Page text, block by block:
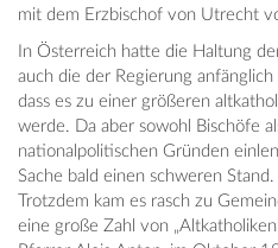
mit dem Erzbischof von Utrecht
In Österreich hatte die Haltung
auch die der Regierung
dass es zu einer größeren
werde. Da aber sowohl Bischöfe
nationalpolitischen Gründen
Sache bald einen schweren Stand.
Trotzdem kam es rasch zu
eine große Zahl von